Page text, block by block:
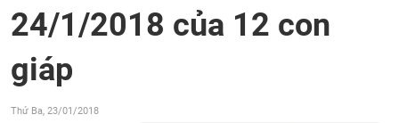
24/1/2018 của 12 con
giáp
Thứ Ba, 23/01/2018